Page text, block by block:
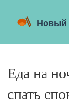
Еда на
спать